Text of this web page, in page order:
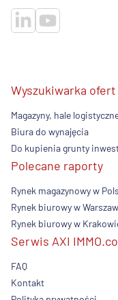
Wyszukiwarka
Magazyny, hale
Biura do wynajęcia
Do kupienia grunty
Polecane raporty
Rynek magazynowy w
Rynek biurowy w
Rynek biurowy w
Serwis AXI
FAQ
Kontakt